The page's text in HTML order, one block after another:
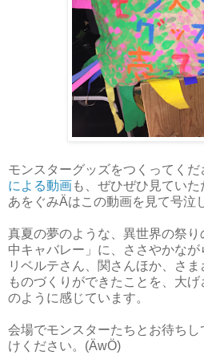
モンスターグッズをつくってくだ
による動画も、ぜひぜひ見ていた
あをぐみÄはこの動画を見て号泣
真夏の夢のような、異世界の祭
中キャバレー」に、ささやかなが
リベルテさん、関さんほか、さ
ものづくりができたことを、大
のように感じています。
会場でモンスターたちとお待ち
けください。(ÄwÖ)